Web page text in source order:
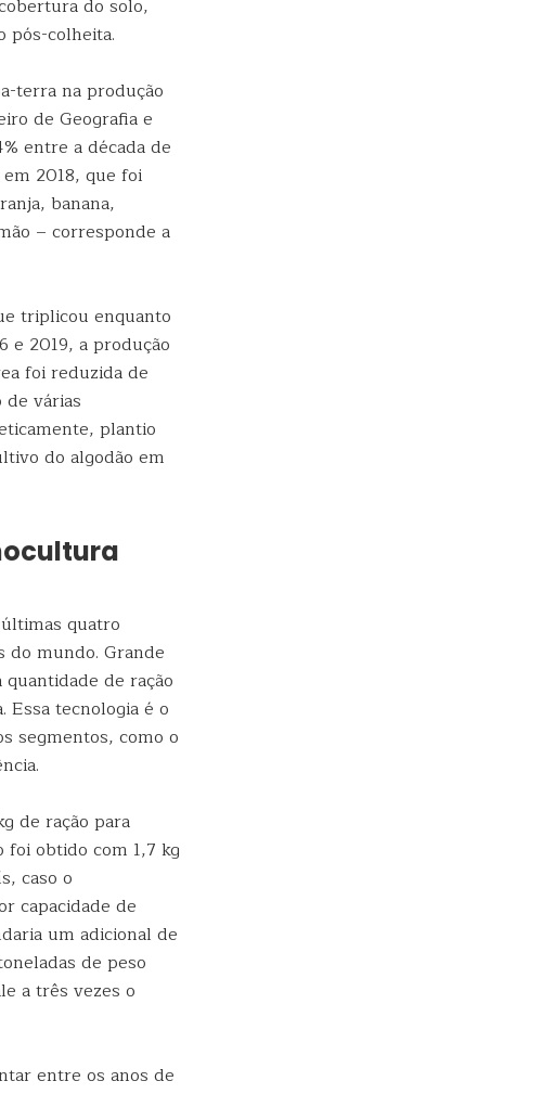
do solo,
pós-colheita.
terra na produção
de Geografia e
entre a década de
em 2018, que foi
banana,
– corresponde a
triplicou enquanto
e 2019, a produção
foi reduzida de
várias
plantio
do algodão em
quatro
do mundo. Grande
de ração
Essa tecnologia é o
segmentos, como o
de ração para
obtido com 1,7 kg
caso o
capacidade de
um adicional de
de peso
a três vezes o
entre os anos de